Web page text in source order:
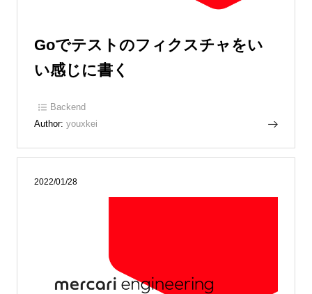
Goでテストのフィクスチャをい
い感じに書く
Backend
Author: youxkei
2022/01/28